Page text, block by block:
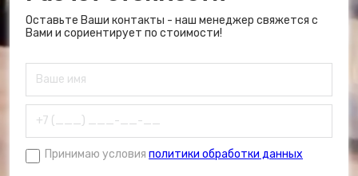
Оставьте Ваши контакты - наш менеджер свяжется с
Вами и сориентирует по стоимости!
Принимаю условия политики обработки данных